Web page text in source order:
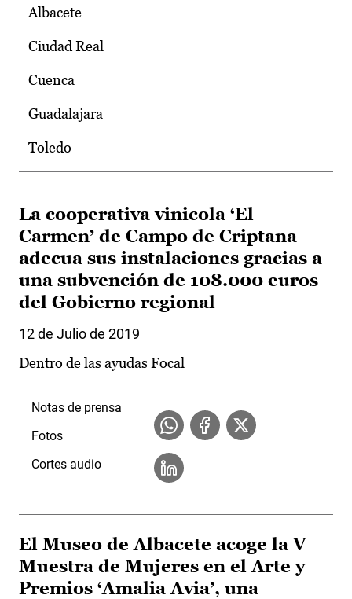
Albacete
Ciudad Real
Cuenca
Guadalajara
Toledo
La cooperativa vinicola ‘El
Carmen’ de Campo de Criptana
adecua sus instalaciones gracias a
una subvención de 108.000 euros
del Gobierno regional
12 de Julio de 2019
Dentro de las ayudas Focal
Notas de prensa
Fotos
Cortes audio
El Museo de Albacete acoge la V
Muestra de Mujeres en el Arte y
Premios ‘Amalia Avia’, una